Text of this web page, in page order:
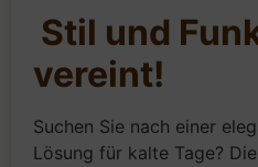
Stil und
vereint!
Suchen Sie nach einer
Lösung für kalte Tage? Die